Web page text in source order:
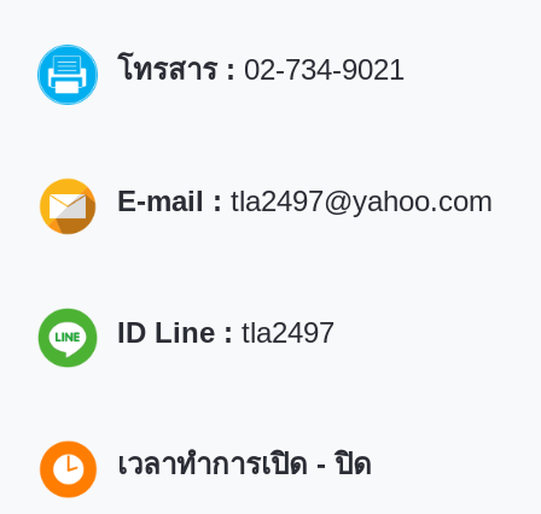
โทรสาร : 02-734-9021
E-mail : tla2497@yahoo.com
ID Line : tla2497
เวลาทำการเปิด - ปิด